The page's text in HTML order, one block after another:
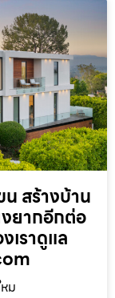
สร้างบ้าน
งยากอีกต่อ
เราดูแล
ม